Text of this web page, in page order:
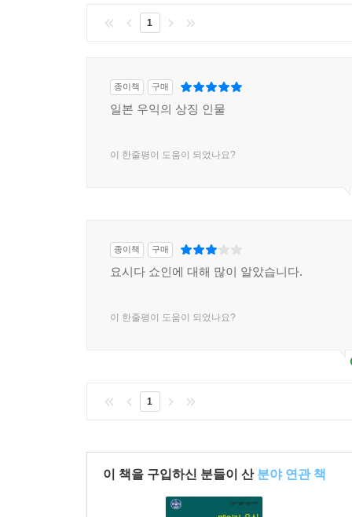
1
종이책 구매
일본 우익의 상징 인물
이 한줄평이 도움이 되었나요?
종이책 구매
요시다 쇼인에 대해 많이 알았습니다.
이 한줄평이 도움이 되었나요?
1
이 책을 구입하신 분들이 산 분야 연관 책